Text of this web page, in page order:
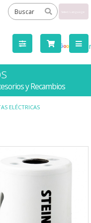
by
y Recambios
ELÉCTRICAS